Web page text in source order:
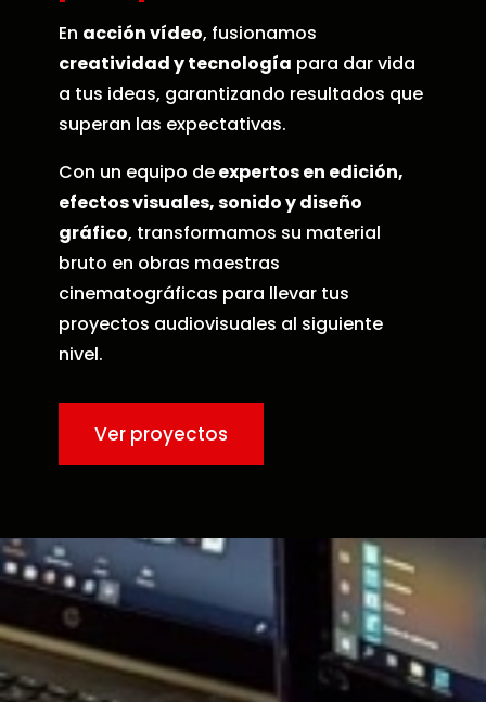
En acción vídeo, fusionamos
creatividad y tecnología para dar vida
a tus ideas, garantizando resultados que
superan las expectativas.
Con un equipo deexpertos en edición,
efectos visuales, sonido y diseño
gráfico, transformamos su material
bruto en obras maestras
cinematográficas para llevar tus
proyectos audiovisuales al siguiente
nivel.
Ver proyectos